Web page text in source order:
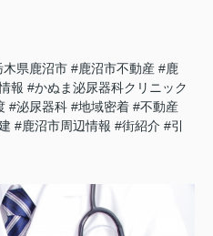
木県鹿沼市 #鹿沼市不動産 #鹿
報 #かぬま泌尿器科クリニック
#泌尿器科 #地域密着 #不動産
#鹿沼市周辺情報 #街紹介 #引